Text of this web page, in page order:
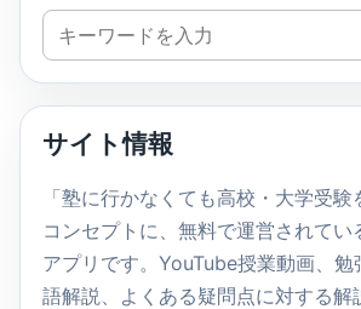
サ
イ
ト
検
索
サイト情報
「塾に行かなくても高校・大学受
コンセプトに、無料で運営されてい
アプリです。YouTube授業動画、勉
語解説、よくある疑問点に対する解